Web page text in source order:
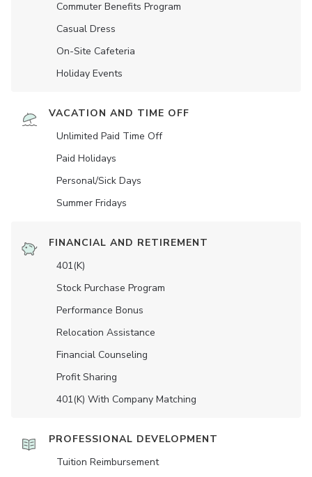
Commuter Benefits Program
Casual Dress
On-Site Cafeteria
Holiday Events
VACATION AND TIME OFF
Unlimited Paid Time Off
Paid Holidays
Personal/Sick Days
Summer Fridays
FINANCIAL AND RETIREMENT
401(K)
Stock Purchase Program
Performance Bonus
Relocation Assistance
Financial Counseling
Profit Sharing
401(K) With Company Matching
PROFESSIONAL DEVELOPMENT
Tuition Reimbursement